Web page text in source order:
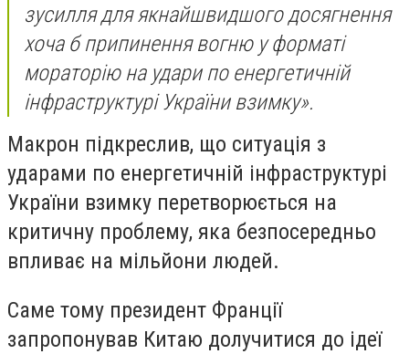
зусилля для якнайшвидшого досягнення
хоча б припинення вогню у форматі
мораторію на удари по енергетичній
інфраструктурі України взимку».
Макрон підкреслив, що ситуація з
ударами по енергетичній інфраструктурі
України взимку перетворюється на
критичну проблему, яка безпосередньо
впливає на мільйони людей.
Саме тому президент Франції
запропонував Китаю долучитися до ідеї